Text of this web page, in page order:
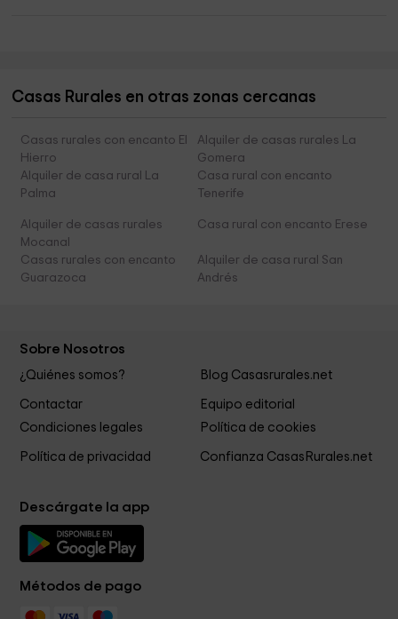
Casas Rurales en otras zonas cercanas
Casas rurales con encanto El
Hierro
Alquiler de casas rurales La
Gomera
Alquiler de casa rural La
Palma
Casa rural con encanto
Tenerife
Alquiler de casas rurales
Mocanal
Casa rural con encanto Erese
Casas rurales con encanto
Guarazoca
Alquiler de casa rural San
Andrés
Sobre Nosotros
¿Quiénes somos? Blog Casasrurales.net
Contactar
Equipo editorial
Condiciones legales
Política de cookies
Política de privacidad Confianza CasasRurales.net
Descárgate la app
Métodos de pago